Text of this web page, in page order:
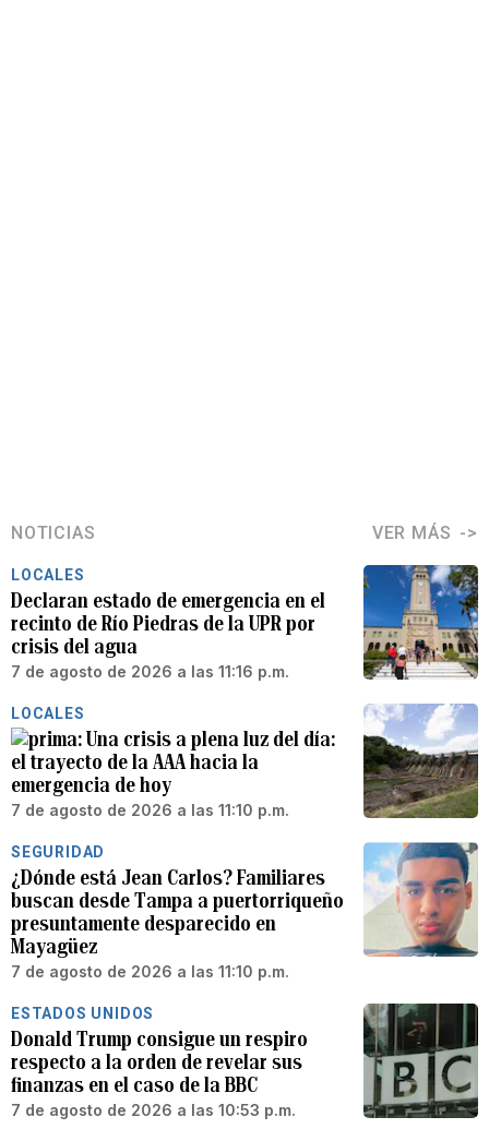
NOTICIAS VER MÁS
LOCALES
Declaran estado de emergencia en el
recinto de Río Piedras de la UPR por
crisis del agua
7 de agosto de 2026 a las 11:16 p.m.
LOCALES
Una crisis a plena luz del día:
el trayecto de la AAA hacia la
emergencia de hoy
7 de agosto de 2026 a las 11:10 p.m.
SEGURIDAD
¿Dónde está Jean Carlos? Familiares
buscan desde Tampa a puertorriqueño
presuntamente desparecido en
Mayagüez
7 de agosto de 2026 a las 11:10 p.m.
ESTADOS UNIDOS
Donald Trump consigue un respiro
respecto a la orden de revelar sus
finanzas en el caso de la BBC
7 de agosto de 2026 a las 10:53 p.m.